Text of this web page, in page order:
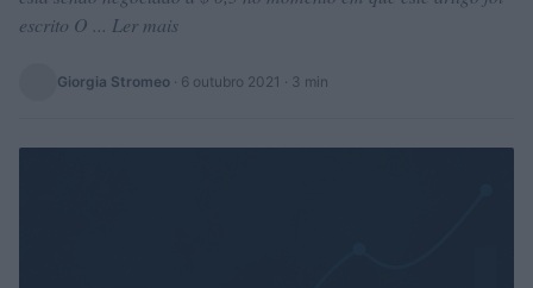
escrito O ... Ler mais
Giorgia Stromeo · 6 outubro 2021 · 3 min